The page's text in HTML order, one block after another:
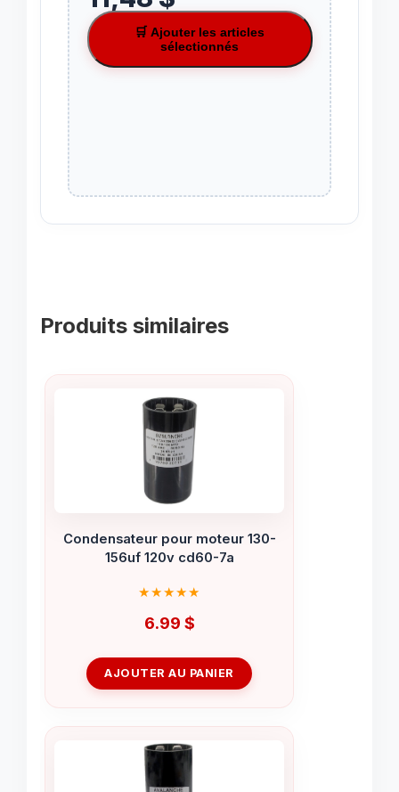
🛒 Ajouter les articles
sélectionnés
Produits similaires
Condensateur pour moteur 130-
156uf 120v cd60-7a
6.99 $
AJOUTER AU PANIER